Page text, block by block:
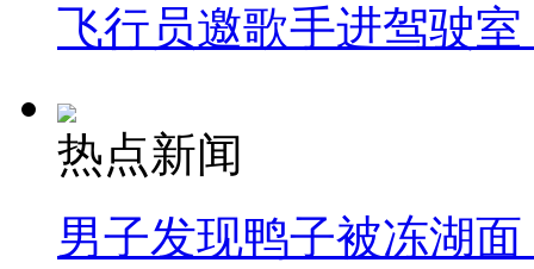
飞行员邀歌手进驾驶
热点新闻
男子发现鸭子被冻湖